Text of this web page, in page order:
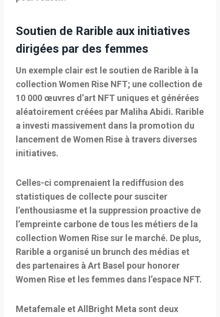
Soutien de Rarible aux initiatives
dirigées par des femmes
Un exemple clair est le soutien de Rarible à la
collection Women Rise NFT; une collection de
10 000 œuvres d’art NFT uniques et générées
aléatoirement créées par Maliha Abidi. Rarible
a investi massivement dans la promotion du
lancement de Women Rise à travers diverses
initiatives.
Celles-ci comprenaient la rediffusion des
statistiques de collecte pour susciter
l’enthousiasme et la suppression proactive de
l’empreinte carbone de tous les métiers de la
collection Women Rise sur le marché. De plus,
Rarible a organisé un brunch des médias et
des partenaires à Art Basel pour honorer
Women Rise et les femmes dans l’espace NFT.
Metafemale et AllBright Meta sont deux